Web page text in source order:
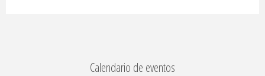
Calendario de eventos